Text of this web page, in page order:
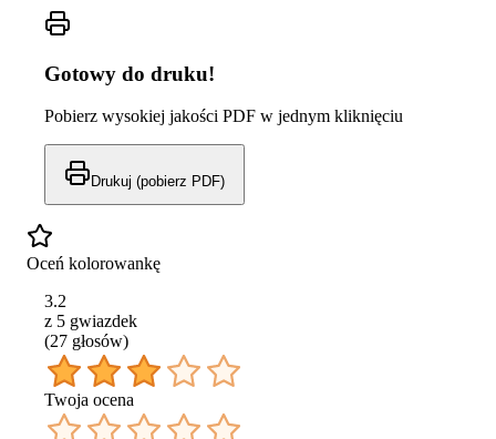
Gotowy do druku!
Pobierz wysokiej jakości PDF w jednym kliknięciu
Drukuj (pobierz PDF)
Oceń kolorowankę
3.2
z 5 gwiazdek
(27 głosów)
Twoja ocena